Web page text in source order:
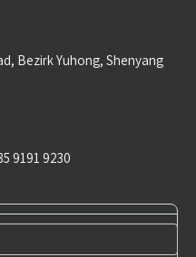
Bezirk Yuhong, Shenyang
9191 9230